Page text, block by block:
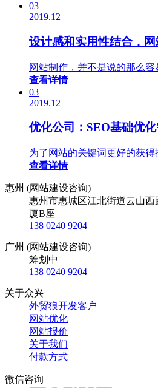
03
2019.12
设计感和实用性结合，
网站制作，并不是说的那么容
查看详情
03
2019.12
优化公司：SEO基础优
为了网站的关键词更好的获得
查看详情
惠州 (网站建设咨询)
惠州市惠城区江北街道云山
厦B座
138 0240 9204
广州 (网站建设咨询)
筹划中
138 0240 9204
关于众兴
外贸狼开发客户
网站优化
网站报价
关于我们
付款方式
微信咨询